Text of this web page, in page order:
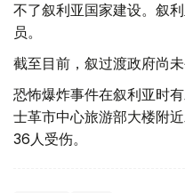
不了叙利亚国家建设。叙
员。
截至目前，叙过渡政府尚
恐怖爆炸事件在叙利亚时
士革市中心旅游部大楼附
36人受伤。